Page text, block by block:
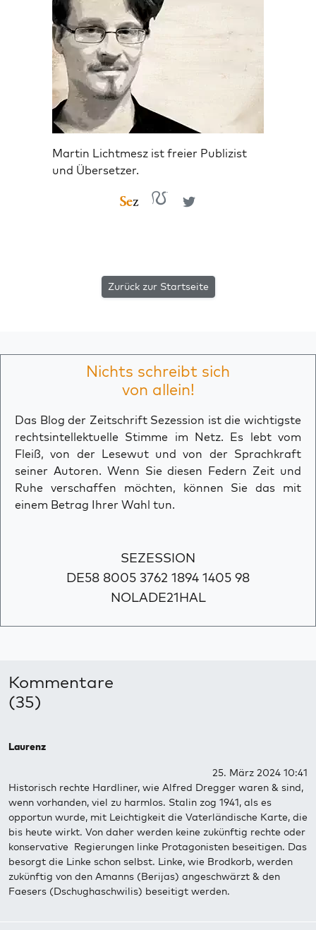
Martin Lichtmesz ist freier Publizist
und Übersetzer.
Zurück zur Startseite
Nichts schreibt sich
von allein!
Das Blog der Zeitschrift Sezession ist die wichtigste
rechtsintellektuelle Stimme im Netz. Es lebt vom
Fleiß, von der Lesewut und von der Sprachkraft
seiner Autoren. Wenn Sie diesen Federn Zeit und
Ruhe verschaffen möchten, können Sie das mit
einem Betrag Ihrer Wahl tun.
SEZESSION
DE58 8005 3762 1894 1405 98
NOLADE21HAL
Kommentare
(35)
Laurenz
25. März 2024 10:41
Historisch rechte Hardliner, wie Alfred Dregger waren & sind,
wenn vorhanden, viel zu harmlos. Stalin zog 1941, als es
opportun wurde, mit Leichtigkeit die Vaterländische Karte, die
bis heute wirkt. Von daher werden keine zukünftig rechte oder
konservative Regierungen linke Protagonisten beseitigen. Das
besorgt die Linke schon selbst. Linke, wie Brodkorb, werden
zukünftig von den Amanns (Berijas) angeschwärzt & den
Faesers (Dschughaschwilis) beseitigt werden.